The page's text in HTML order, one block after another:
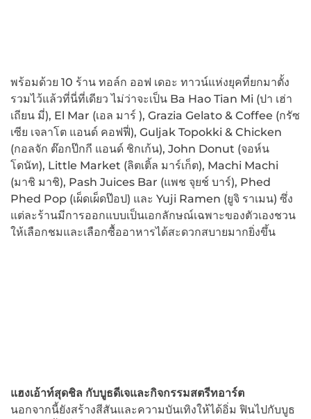
พร้อมด้วย 10 ร้าน ทอล์ก ออฟ เดอะ ทาวน์แห่งยุคที่ยกมาตั้ง
รวมไว้แล้วที่นี่ที่เดียว ไม่ว่าจะเป็น Ba Hao Tian Mi (ปา เฮ่า
เถียน มี่), El Mar (เอล มาร์ ), Grazia Gelato & Coffee (กรัซ
เซีย เจลาโต แอนด์ คอฟฟี่), Guljak Topokki & Chicken
(กอลจัก ต๊อกป๊กกี แอนด์ ชิกเก้น), John Donut (จอห์น
โดนัท), Little Market (ลิตเติ้ล มาร์เก็ต), Machi Machi
(มาชิ มาชิ), Pash Juices Bar (แพช จุยช์ บาร์), Phed
Phed Pop (เผ็ดเผ็ดป๊อป) และ Yuji Ramen (ยูจิ ราเมน) ซึ่ง
แต่ละร้านมีการออกแบบเป็นเอกลักษณ์เฉพาะของตัวเองชวน
ให้เลือกชมและเลือกซื้ออาหารได้สะดวกสบายมากยิ่งขึ้น
แฮงเอ้าท์สุดชิล กับบูธดีเจและกิจกรรมสตรีทอาร์ต
นอกจากนี้ยังสร้างสีสันและความบันเทิงให้ได้อิ่ม ฟินไปกับบูธ